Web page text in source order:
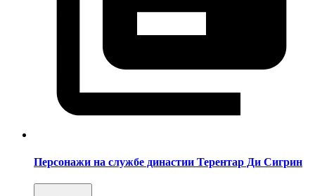
Персонажи на службе династии Терентар Ди Сигрин